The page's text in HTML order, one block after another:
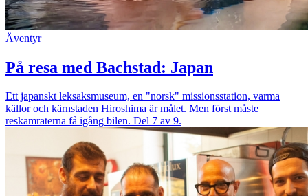
Äventyr
På resa med Bachstad: Japan
Ett japanskt leksaksmuseum, en "norsk" missionsstation, varma
källor och kärnstaden Hiroshima är målet. Men först måste
reskamraterna få igång bilen. Del 7 av 9.